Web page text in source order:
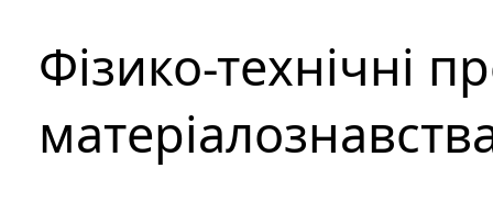
Фізико-технічні